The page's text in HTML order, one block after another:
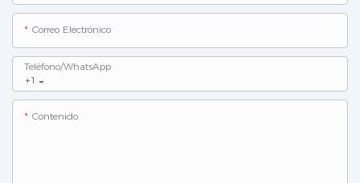
Correo Electrónico
+1
Teléfono/WhatsApp
Contenido